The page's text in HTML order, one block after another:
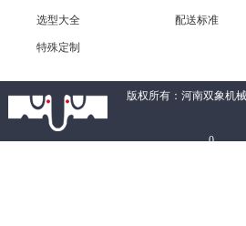
选型大全
特殊定制
配送标准
版权所有：河南双象机
0